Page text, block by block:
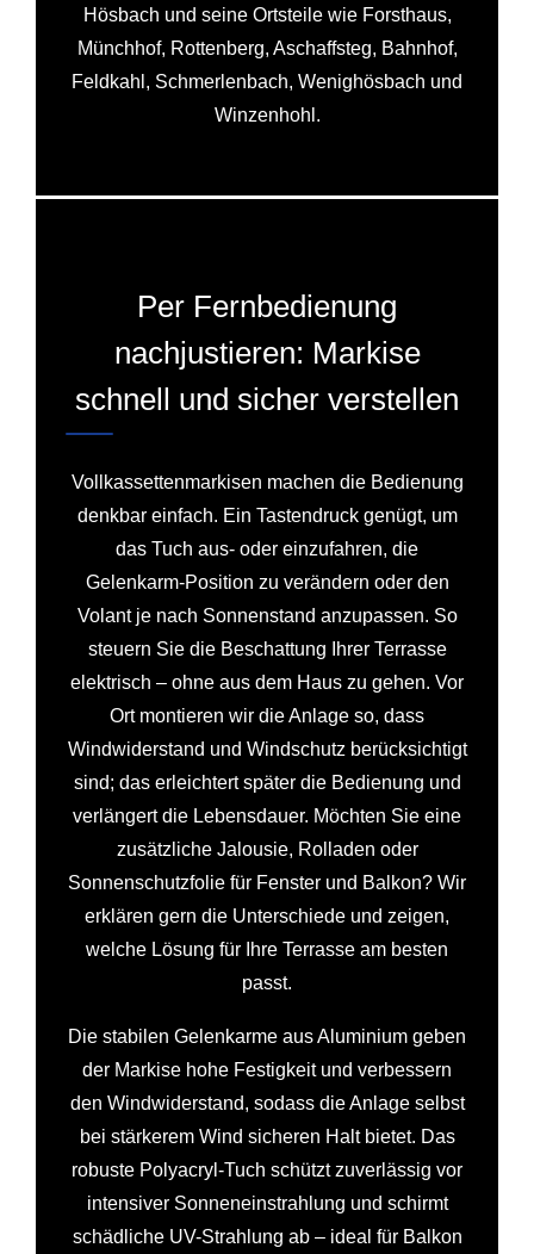
Hösbach und seine Ortsteile wie Forsthaus,
Münchhof, Rottenberg, Aschaffsteg, Bahnhof,
Feldkahl, Schmerlenbach, Wenighösbach und
Winzenhohl.
Per Fernbedienung
nachjustieren: Markise
schnell und sicher verstellen
Vollkassettenmarkisen machen die Bedienung
denkbar einfach. Ein Tastendruck genügt, um
das Tuch aus- oder einzufahren, die
Gelenkarm-Position zu verändern oder den
Volant je nach Sonnenstand anzupassen. So
steuern Sie die Beschattung Ihrer Terrasse
elektrisch – ohne aus dem Haus zu gehen. Vor
Ort montieren wir die Anlage so, dass
Windwiderstand und Windschutz berücksichtigt
sind; das erleichtert später die Bedienung und
verlängert die Lebensdauer. Möchten Sie eine
zusätzliche Jalousie, Rolladen oder
Sonnenschutzfolie für Fenster und Balkon? Wir
erklären gern die Unterschiede und zeigen,
welche Lösung für Ihre Terrasse am besten
passt.
Die stabilen Gelenkarme aus Aluminium geben
der Markise hohe Festigkeit und verbessern
den Windwiderstand, sodass die Anlage selbst
bei stärkerem Wind sicheren Halt bietet. Das
robuste Polyacryl-Tuch schützt zuverlässig vor
intensiver Sonneneinstrahlung und schirmt
schädliche UV-Strahlung ab – ideal für Balkon